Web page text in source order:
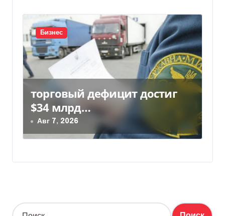
Бизнес
торговый дефицит достиг
$34 млрд…
Авг 7, 2026
Н